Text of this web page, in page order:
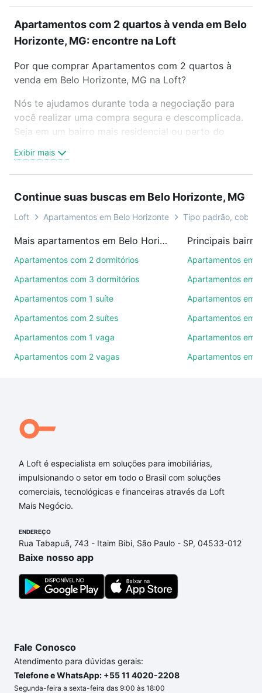
Apartamentos com 2 quartos à venda em Belo
Horizonte, MG: encontre na Loft
Por que comprar Apartamentos com 2 quartos à
venda em Belo Horizonte, MG na Loft?
Nós te ajudamos durante toda a negociação para
você realizar uma compra segura e descomplicada.
Seja em um bairro mais residencial ou perto do
oferta ideal de Apartamentos com 2 quartos à
venda em Belo Horizonte, MG para conquistar seu
videochamada, é grátis, sem compromisso e você
ainda conta com mais de 46 mil corretores e
de imóveis.
Como escolher um imóvel?
ruas, bairros e até condomínios favoritos. Você
também pode usar os filtros como quantidade de
quartos, suítes, com ou sem vaga de garagem para
comodidades, como piscina, academia, salão de
Qual o preço de Apartamentos com 2 quartos à
venda em Belo Horizonte, MG?
Aqui na Loft temos a oferta ideal para você, com
Apartamentos com 2 quartos à venda em Belo
Horizonte, MG que custam a partir de R$ 0 e com
nossas opções de financiamento imobiliário as
ainda tem alguma dúvida dos custos envolvidos no
processo de compra, veja em nosso portal quanto
custa comprar um apartamento
gente para comprar o imóvel dos seus sonhos com
segurança e conforto. Loft, com você até as
Exibir mais
Continue suas buscas em Belo Horizonte, MG
Loft Apartamentos em Belo Horizonte Tipo padrão,
Mais apartamentos em Belo Horizonte, MG
Apartamentos com 2 dormitórios
Apartamentos com 3 dormitórios
Apartamentos com 1 suíte
Apartamentos com 2 suítes
Apartamentos com 1 vaga
Apartamentos com 2 vagas
Apartamentos em
Apartamentos em
Apartamentos em
Apartamentos em
Apartamentos em
Apartamentos em
A Loft é especialista em soluções para imobiliárias,
impulsionando o setor em todo o Brasil com soluções
comerciais, tecnológicas e financeiras através da Loft
Mais Negócio.
ENDEREÇO
Rua Tabapuã, 743 - Itaim Bibi, São Paulo - SP, 04533-012
Baixe nosso app
Fale Conosco
Atendimento para dúvidas gerais:
Telefone e WhatsApp: +55 11 4020-2208
Segunda-feira a sexta-feira das 9:00 às 18:00